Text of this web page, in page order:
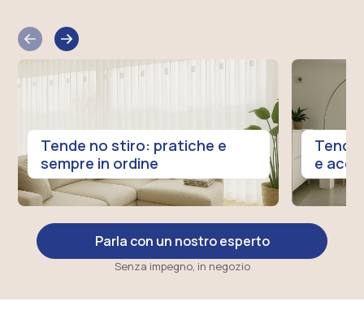
Slide
Tende no stiro: pratiche e
sempre in ordine
e
Slide
Parla con un nostro esperto
Senza impegno, in negozio